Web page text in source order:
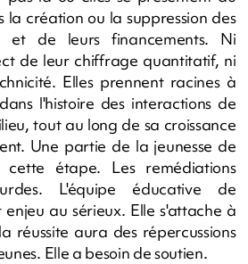
création ou la suppression des
et de leurs financements. Ni
de leur chiffrage quantitatif, ni
Elles prennent racines à
l'histoire des interactions de
tout au long de sa croissance
Une partie de la jeunesse de
étape. Les remédiations
L'équipe éducative de
au sérieux. Elle s'attache à
réussite aura des répercussions
Elle a besoin de soutien.